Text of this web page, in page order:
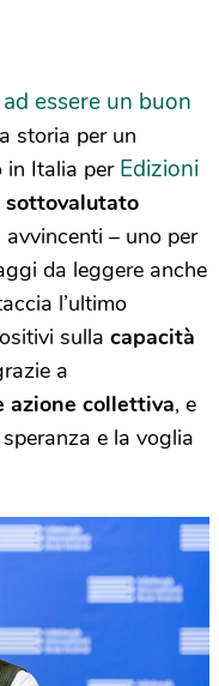
essere un buon
storia per un
in Italia per Edizioni
– uno per
da leggere anche
l’ultimo
sulla capacità
a
azione collettiva, e
e la voglia